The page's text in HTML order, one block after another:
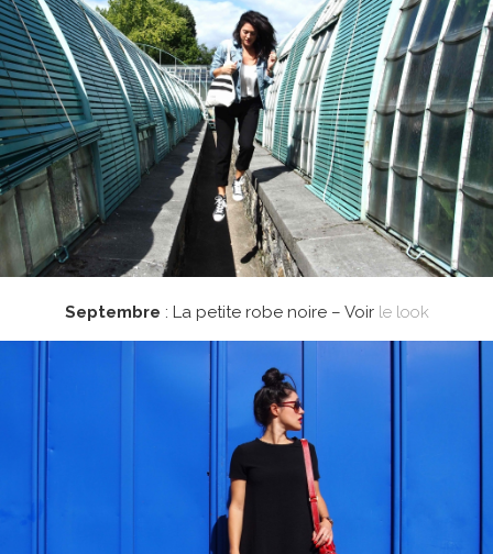
Septembre : La petite robe noire – Voir le look